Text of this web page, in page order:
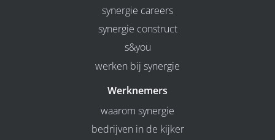
synergie careers
synergie construct
s&you
werken bij synergie
Werknemers
waarom synergie
bedrijven in de kijker